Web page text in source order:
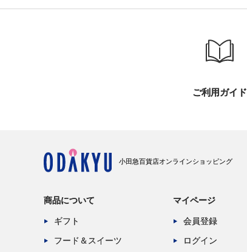
ご利用ガイド
小田急百貨店オンラインショッピング
商品について
ギフト
フード＆スイーツ
マイページ
会員登録
ログイン